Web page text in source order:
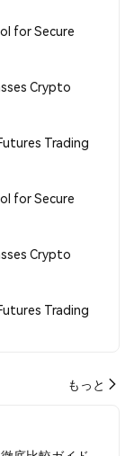
for Secure
Crypto
Trading
for Secure
Crypto
Trading
もっと